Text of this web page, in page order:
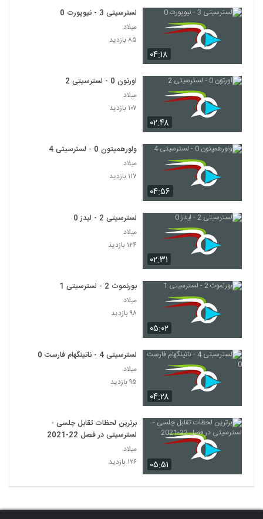
۰۴:۱۸
لسترسیتی 3 - نیوپورت 0
میلاد
۸۵ بازدید
۰۲:۴۸
اورتون 0 - لسترسیتی 2
میلاد
۱۰۷ بازدید
۰۴:۵۶
ولورهمپتون 0 - لسترسیتی 4
میلاد
۱۱۷ بازدید
۰۲:۳۱
لسترسیتی 2 - لیدز 0
میلاد
۱۲۴ بازدید
۰۵:۰۲
بورنموث 2 - لسترسیتی 1
میلاد
۹۸ بازدید
۰۴:۲۸
لسترسیتی 4 - ناتینگهام فارست 0
میلاد
۹۵ بازدید
۰۵:۵۱
برترین لحظات تقابل چلسی -
لسترسیتی در فصل 22-2021
میلاد
۱۲۶ بازدید